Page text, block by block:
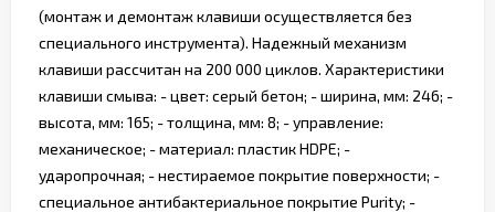
(монтаж и демонтаж клавиши осуществляется без
специального инструмента). Надежный механизм
клавиши рассчитан на 200 000 циклов. Характеристики
клавиши смыва: - цвет: серый бетон; - ширина, мм: 246; -
высота, мм: 165; - толщина, мм: 8; - управление:
механическое; - материал: пластик HDPE; -
ударопрочная; - нестираемое покрытие поверхности; -
специальное антибактериальное покрытие Purity; -